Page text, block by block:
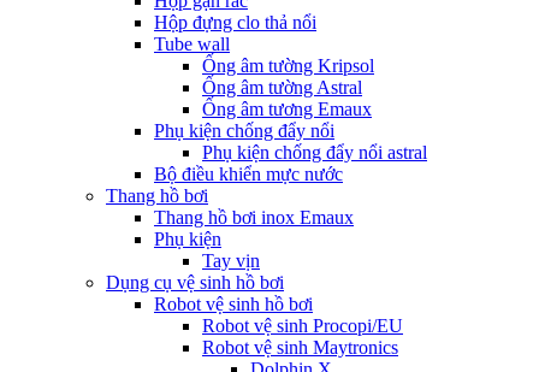
Hộp đựng clo thả nổi
Tube wall
Ống âm tường Kripsol
Ống âm tường Astral
Ống âm tương Emaux
Phụ kiện chống đẩy nổi
Phụ kiện chống đẩy nổi astral
Bộ điều khiển mực nước
Thang hồ bơi
Thang hồ bơi inox Emaux
Phụ kiện
Tay vịn
Dụng cụ vệ sinh hồ bơi
Robot vệ sinh hồ bơi
Robot vệ sinh Procopi/EU
Robot vệ sinh Maytronics